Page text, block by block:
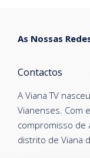
A Viana TV
Vianenses. Com
compromisso de
distrito de Viana
Contactos
As Nossas